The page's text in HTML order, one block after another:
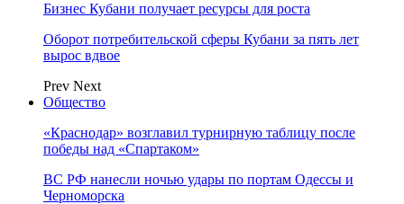
Бизнес Кубани получает ресурсы для роста
Оборот потребительской сферы Кубани за пять лет
вырос вдвое
Prev Next
Общество
«Краснодар» возглавил турнирную таблицу после
победы над «Спартаком»
ВС РФ нанесли ночью удары по портам Одессы и
Черноморска